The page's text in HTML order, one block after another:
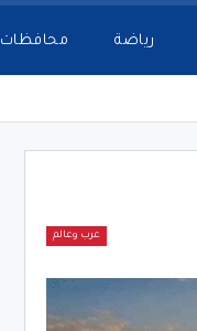
رياضة محافظات
عرب وعالم